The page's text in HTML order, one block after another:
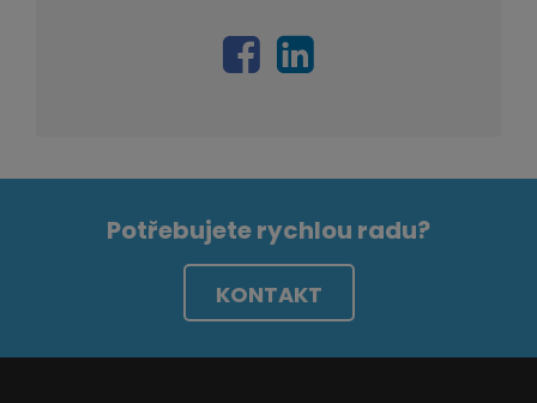
Potřebujete rychlou radu?
KONTAKT